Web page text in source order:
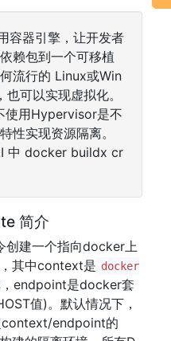
容器引擎，让开发者
赖包到一个可移植
流行的 Linux或Win
可以实现虚拟化。
使用Hypervisor是不
性实现资源隔离。
中 docker buildx cr
简介
创建一个指向docker上
其中context是 docker
endpoint是docker套
值)。默认情况下，
context/endpoint的